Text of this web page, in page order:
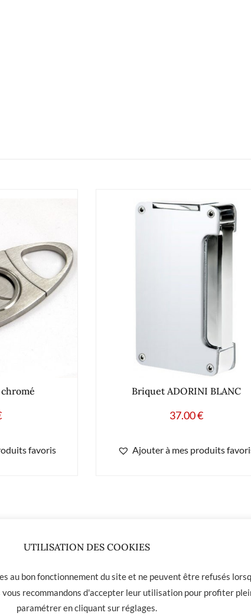
favoris
Briquet ADORINI BLANC
37.00€
Ajouter à mes produits
UTILISATION DES COOKIES
au bon fonctionnement du site et ne peuvent être refusés
recommandons d'accepter leur utilisation pour profiter
paramétrer en cliquant sur réglages.